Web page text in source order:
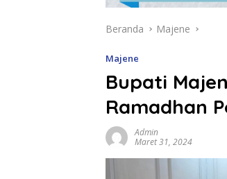
Beranda Majene
Majene
Bupati
Ramadhan
Admin
Maret 31, 2024